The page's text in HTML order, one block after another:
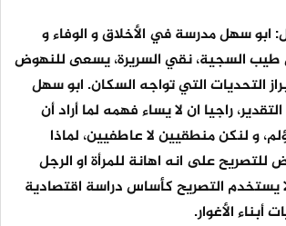
ابو سهل مدرسة في الأخلاق و الوفاء و
طيب السجية، نقي السريرة، يسعى للنهوض
التحديات التي تواجه السكان. ابو سهل
راجيا ان لا يساء فهمه لما أراد أن
و لنكن منطقيين لا عاطفيين، لماذا
للتصريح على انه اهانة للمرأة او الرجل
لا يستخدم التصريح كأساس دراسة اقتصادية
الأغوار.